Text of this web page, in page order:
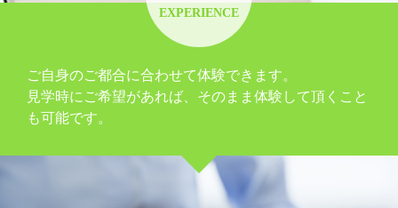
EXPERIENCE
ご自身のご都合に合わせて体験できます。
見学時にご希望があれば、そのまま体験して頂くこと
も可能です。